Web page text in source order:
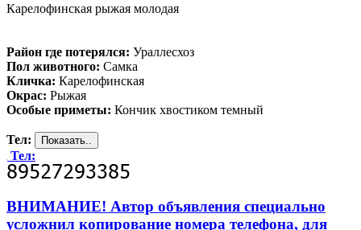
Карелофинская рыжая молодая
Район где потерялся: Ураллесхоз
Пол животного: Самка
Кличка: Карелофинская
Окрас: Рыжая
Особые приметы: Кончик хвостиком темный
Тел:
Тел:
ВНИМАНИЕ! Автор объявления специально
усложнил копирование номера телефона, для